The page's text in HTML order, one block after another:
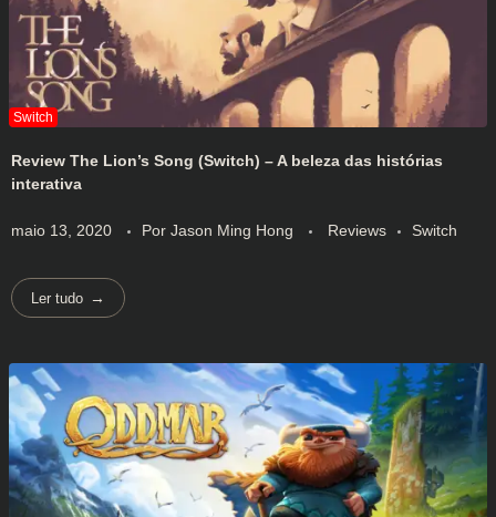
Review The Lion’s Song (Switch) – A beleza das histórias
interativa
maio 13, 2020 Por Jason Ming Hong Reviews Switch
Ler tudo